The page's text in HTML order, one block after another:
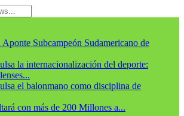
Aponte Subcampeón Sudamericano de
la internacionalización del deporte:
el balonmano como disciplina de
con más de 200 Millones a...